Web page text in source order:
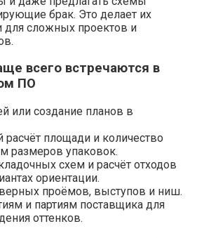
брак. Это делает их
сложных проектов и
всего встречаются в
ПО
или создание планов в
расчёт площади и количество
размеров упаковок.
схем и расчёт отходов
ориентации.
проёмов, выступов и ниш.
и партиям поставщика для
оттенков.